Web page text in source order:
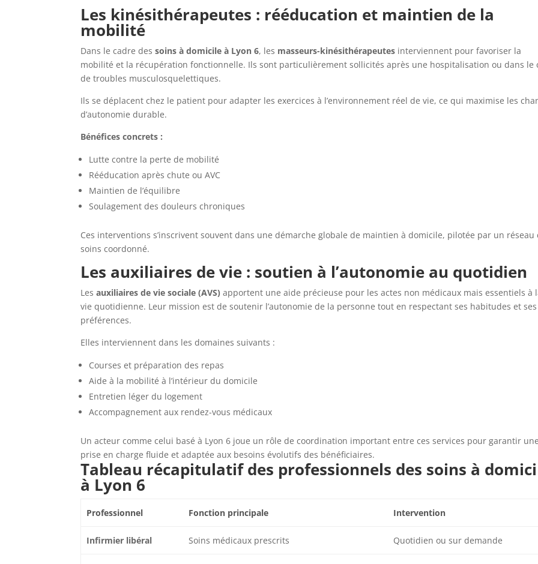
Les kinésithérapeutes : rééducation et maintien de la
mobilité
Dans le cadre dessoins à domicile à Lyon 6, les masseurs-kinésithérapeutes interviennent pour favoriser la
mobilité et la récupération fonctionnelle. Ils sont particulièrement sollicités après une hospitalisation ou dans le
de troubles musculosquelettiques.
Ils se déplacent chez le patient pour adapter les exercices à l’environnement réel de vie, ce qui maximise les
d’autonomie durable.
Bénéfices concrets :
Lutte contre la perte de mobilité
Rééducation après chute ou AVC
Maintien de l’équilibre
Soulagement des douleurs chroniques
Ces interventions s’inscrivent souvent dans une démarche globale de maintien à domicile, pilotée par un réseau
soins coordonné.
Les auxiliaires de vie : soutien à l’autonomie au quotidien
Lesauxiliaires de vie sociale (AVS) apportent une aide précieuse pour les actes non médicaux mais essentiels à
vie quotidienne. Leur mission est de soutenir l’autonomie de la personne tout en respectant ses habitudes et ses
préférences.
Elles interviennent dans les domaines suivants :
Courses et préparation des repas
Aide à la mobilité à l’intérieur du domicile
Entretien léger du logement
Accompagnement aux rendez-vous médicaux
Un acteur comme celui basé à Lyon 6 joue un rôle de coordination important entre ces services pour garantir
prise en charge fluide et adaptée aux besoins évolutifs des bénéficiaires.
Tableau récapitulatif des professionnels des soins à
à Lyon 6
Professionnel Fonction principale Intervention
Infirmier libéral Soins médicaux prescrits Quotidien ou sur demande